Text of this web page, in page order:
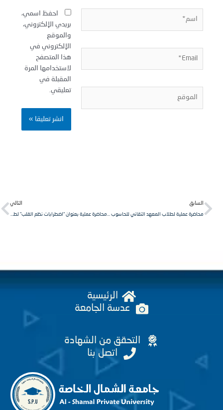
احفظ اسمي،
بريدي الإلكتروني،
والموقع
الإلكتروني في
هذا المتصفح
لاستخدامها المرة
المقبلة في
تعليقي.
محاضرة عملية لطلاب المعهد التقاني للحاسوب السنة الثانية في جامعة الشمال الخاصة محاضرة عملية بعنوان “اضطرابات نظم القلب” لطلاب معهد التخدير السنة الثانية في جامعة الشمال الخاصة.
الرئيسية
عدسة الجامعة
التحقق من الشهادة
اتصل بنا